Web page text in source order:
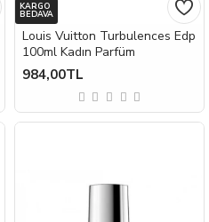
KARGO
BEDAVA
Louis Vuitton Turbulences Edp
100ml Kadın Parfüm
984,00TL